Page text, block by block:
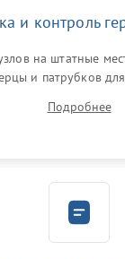
и контроль
на штатные
и патрубков
хомутов
и установка
Подробнее